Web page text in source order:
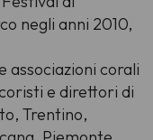
negli anni 2010,
associazioni corali
e direttori di
Trentino,